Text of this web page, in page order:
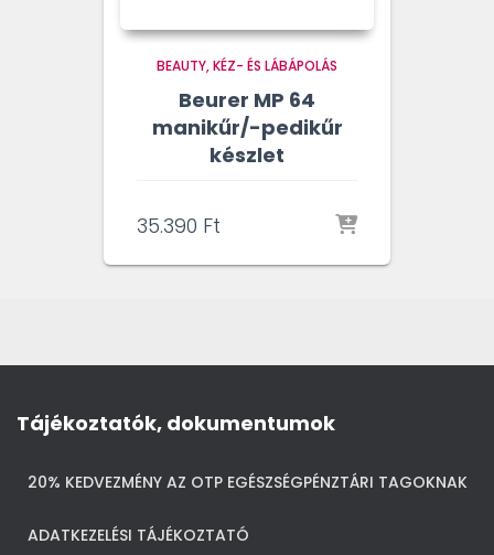
BEAUTY KÉZ- ÉS LÁBÁPOLÁS
Beurer MP 64
manikűr/-pedikűr
készlet
35.390 Ft
Tájékoztatók, dokumentumok
20% KEDVEZMÉNY AZ OTP EGÉSZSÉGPÉNZTÁRI TAGOKNAK
ADATKEZELÉSI TÁJÉKOZTATÓ